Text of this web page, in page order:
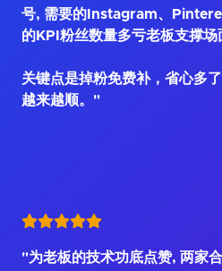
号, 需要的Instagram、
的KPI粉丝数量多亏老板支撑场
关键点是掉粉免费补，省心多
越来越顺。"
"为老板的技术功底点赞, 两家